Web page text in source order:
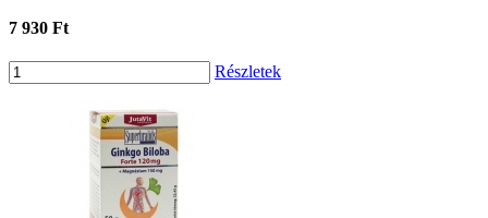
7 930 Ft
Részletek